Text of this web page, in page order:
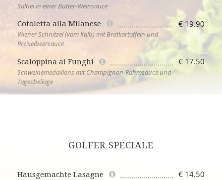
Salbei in einer Butter-Weinsauce
Cotoletta alla Milanese € 19.90
Wiener Schnitzel (vom Kalb) mit Bratkartoffeln und
Preiselbeersauce
Scaloppina ai Funghi € 17.50
Schweinemedaillons mit Champignon-Rahmsauce und
Tagesbeilage
GOLFER SPECIALE
Hausgemachte Lasagne € 14.50